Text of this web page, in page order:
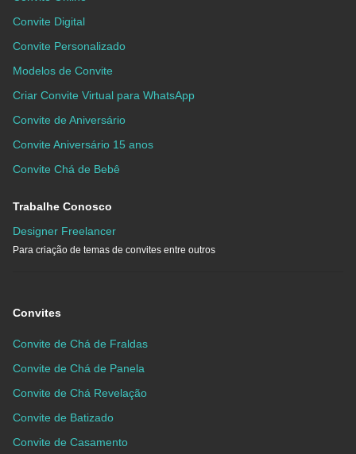
Convite Digital
Convite Personalizado
Modelos de Convite
Criar Convite Virtual para WhatsApp
Convite de Aniversário
Convite Aniversário 15 anos
Convite Chá de Bebê
Trabalhe Conosco
Designer Freelancer
Para criação de temas de convites entre outros
Convites
Convite de Chá de Fraldas
Convite de Chá de Panela
Convite de Chá Revelação
Convite de Batizado
Convite de Casamento